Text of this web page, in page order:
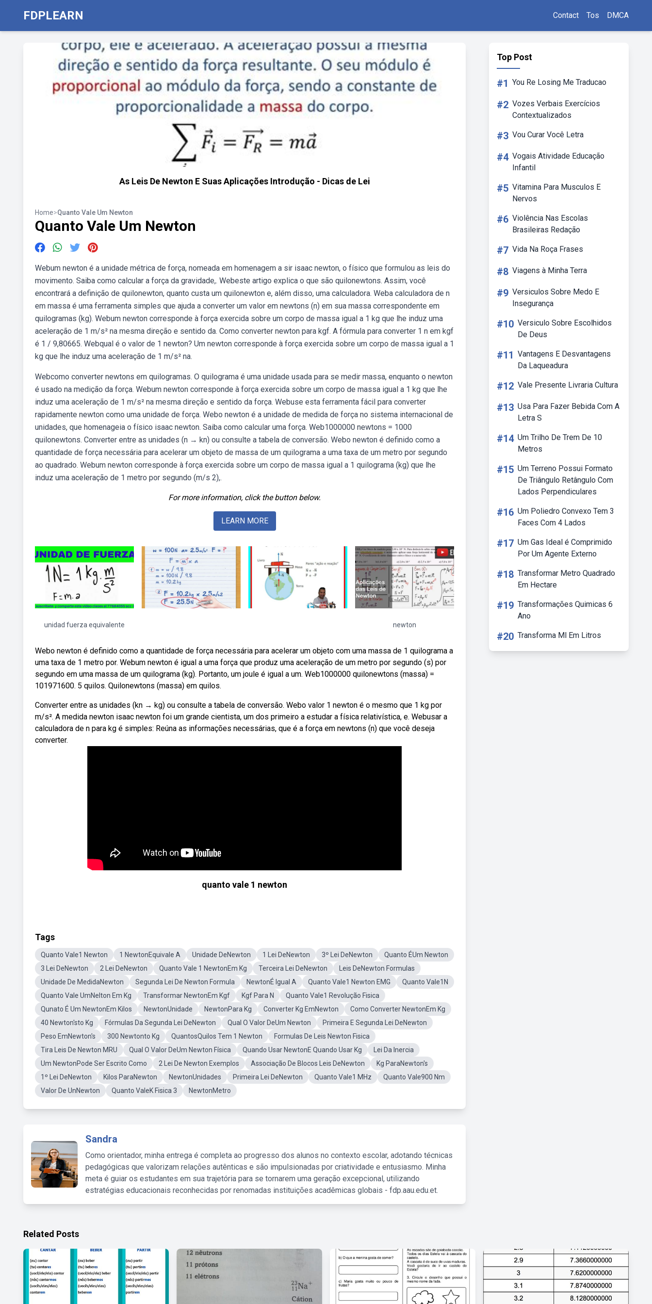
FDPLEARN Contact Tos DMCA
As Leis De Newton E Suas Aplicações Introdução - Dicas de Lei
Home>Quanto Vale Um Newton
Quanto Vale Um Newton
Webum newton é a unidade métrica de força, nomeada em homenagem a sir isaac newton, o físico que formulou as leis do
movimento. Saiba como calcular a força da gravidade,. Webeste artigo explica o que são quilonewtons. Assim, você
encontrará a definição de quilonewton, quanto custa um quilonewton e, além disso, uma calculadora. Weba calculadora de n
em massa é uma ferramenta simples que ajuda a converter um valor em newtons (n) em sua massa correspondente em
quilogramas (kg). Webum newton corresponde à força exercida sobre um corpo de massa igual a 1 kg que lhe induz uma
aceleração de 1 m/s² na mesma direção e sentido da. Como converter newton para kgf. A fórmula para converter 1 n em kgf
é 1 / 9,80665. Webqual é o valor de 1 newton? Um newton corresponde à força exercida sobre um corpo de massa igual a 1
kg que lhe induz uma aceleração de 1 m/s² na.
Webcomo converter newtons em quilogramas. O quilograma é uma unidade usada para se medir massa, enquanto o newton
é usado na medição da força. Webum newton corresponde à força exercida sobre um corpo de massa igual a 1 kg que lhe
induz uma aceleração de 1 m/s² na mesma direção e sentido da força. Webuse esta ferramenta fácil para converter
rapidamente newton como uma unidade de força. Webo newton é a unidade de medida de força no sistema internacional de
unidades, que homenageia o físico isaac newton. Saiba como calcular uma força. Web1000000 newtons = 1000
quilonewtons. Converter entre as unidades (n → kn) ou consulte a tabela de conversão. Webo newton é definido como a
quantidade de força necessária para acelerar um objeto de massa de um quilograma a uma taxa de um metro por segundo
ao quadrado. Webum newton corresponde à força exercida sobre um corpo de massa igual a 1 quilograma (kg) que lhe
induz uma aceleração de 1 metro por segundo (m/s 2),.
For more information, click the button below.
LEARN MORE
unidad fuerza equivalente newton
Webo newton é definido como a quantidade de força necessária para acelerar um objeto com uma massa de 1 quilograma a
uma taxa de 1 metro por. Webum newton é igual a uma força que produz uma aceleração de um metro por segundo (s) por
segundo em uma massa de um quilograma (kg). Portanto, um joule é igual a um. Web1000000 quilonewtons (massa) =
101971600. 5 quilos. Quilonewtons (massa) em quilos.
Converter entre as unidades (kn → kg) ou consulte a tabela de conversão. Webo valor 1 newton é o mesmo que 1 kg por
m/s². A medida newton isaac newton foi um grande cientista, um dos primeiro a estudar a física relativística, e. Webusar a
calculadora de n para kg é simples: Reúna as informações necessárias, que é a força em newtons (n) que você deseja
converter.
quanto vale 1 newton
Tags
Quanto Vale1 Newton 1 NewtonEquivale A Unidade DeNewton 1 Lei DeNewton 3º Lei DeNewton
Quanto ÉUm Newton
3 Lei DeNewton
2 Lei DeNewton Quanto Vale 1 NewtonEm Kg Terceira Lei DeNewton
Leis DeNewton Formulas
Unidade De MedidaNewton
Segunda Lei De Newton Formula NewtonÉ Igual A Quanto Vale1 Newton EMG
Quanto Vale1N
Quanto Vale UmNelton Em Kg
Transformar NewtonEm Kgf Kgf Para N
Quanto Vale1 Revolução Fisica
Qunato É Um NewtonEm Kilos
NewtonUnidade NewtonPara Kg Converter Kg EmNewton
Como Converter NewtonEm Kg
40 Newton'sto Kg
Fórmulas Da Segunda Lei DeNewton Qual O Valor DeUm Newton
Primeira E Segunda Lei DeNewton
Peso EmNewton's
300 Newtonto Kg QuantosQuilos Tem 1 Newton
Formulas De Leis Newton Fisica
Tira Leis De Newton MRU
Qual O Valor DeUm Newton Física Quando Usar NewtonE Quando Usar Kg
Lei Da Inercia
Um NewtonPode Ser Escrito Como
2 Lei De Newton Exemplos Associação De Blocos Leis DeNewton
Kg ParaNewton's
1º Lei DeNewton
Kilos ParaNewton NewtonUnidades Primeira Lei DeNewton Quanto Vale1 MHz
Quanto Vale900 Nm
Valor De UnNewton
Quanto ValeK Fisica 3 NewtonMetro
Sandra
Como orientador, minha entrega é completa ao progresso dos alunos no contexto escolar, adotando técnicas
pedagógicas que valorizam relações autênticas e são impulsionadas por criatividade e entusiasmo. Minha
meta é guiar os estudantes em sua trajetória para se tornarem uma geração excepcional, utilizando
estratégias educacionais reconhecidas por renomadas instituições acadêmicas globais - fdp.aau.edu.et.
Top Post
#1 You Re Losing Me Traducao
#2 Vozes Verbais Exercícios
Contextualizados
#3 Vou Curar Você Letra
#4 Vogais Atividade Educação
Infantil
#5 Vitamina Para Musculos E
Nervos
#6 Violência Nas Escolas
Brasileiras Redação
#7 Vida Na Roça Frases
#8 Viagens à Minha Terra
#9 Versiculos Sobre Medo E
Insegurança
#10 Versiculo Sobre Escolhidos
De Deus
#11 Vantagens E Desvantagens
Da Laqueadura
#12 Vale Presente Livraria Cultura
#13 Usa Para Fazer Bebida Com A
Letra S
#14 Um Trilho De Trem De 10
Metros
#15 Um Terreno Possui Formato
De Triângulo Retângulo Com
Lados Perpendiculares
#16 Um Poliedro Convexo Tem 3
Faces Com 4 Lados
#17 Um Gas Ideal é Comprimido
Por Um Agente Externo
#18 Transformar Metro Quadrado
Em Hectare
#19 Transformações Quimicas 6
Ano
#20 Transforma Ml Em Litros
Related Posts